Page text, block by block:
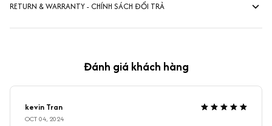
RETURN & WARRANTY - CHÍNH SÁCH ĐỔI TRẢ
Đánh giá khách hàng
kevin Tran
OCT 04, 2024